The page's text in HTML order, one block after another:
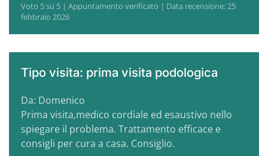
Voto 5 su 5 | Appuntamento verificato | Data recensione: 25
febbraio 2026
Tipo visita: prima visita podologica
Da: Domenico
Prima visita,medico cordiale ed esaustivo nello
spiegare il problema. Trattamento efficace e
consigli per cura a casa. Consiglio.